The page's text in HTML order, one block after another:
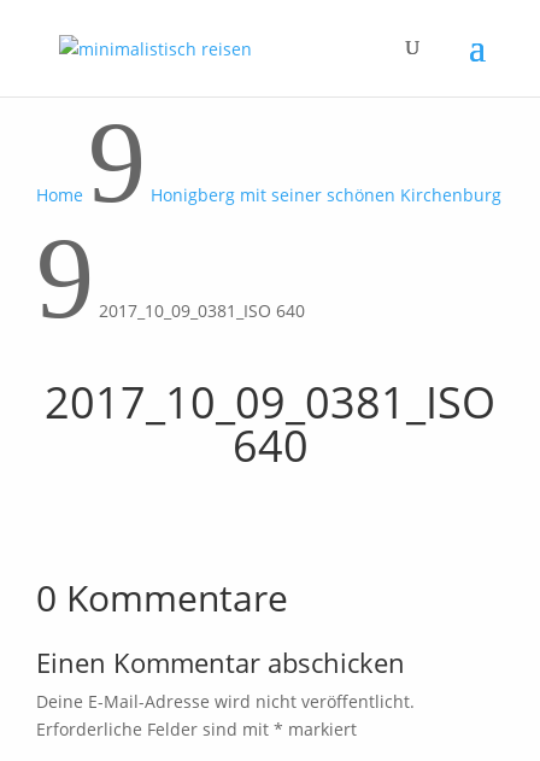
Home 9 Honigberg mit seiner schönen Kirchenburg
9 2017_10_09_0381_ISO 640
2017_10_09_0381_ISO
640
0 Kommentare
Einen Kommentar abschicken
Deine E-Mail-Adresse wird nicht veröffentlicht.
Erforderliche Felder sind mit * markiert